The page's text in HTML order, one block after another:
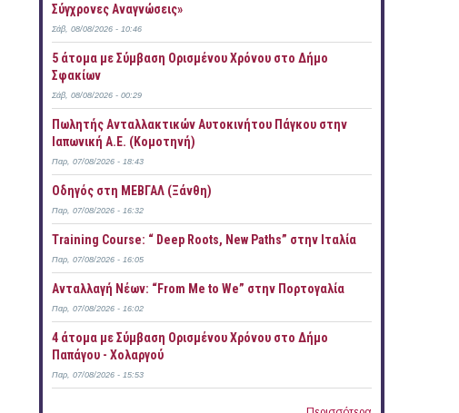
Σύγχρονες Αναγνώσεις»
Σάβ, 08/08/2026 - 10:46
5 άτομα με Σύμβαση Ορισμένου Χρόνου στο Δήμο
Σφακίων
Σάβ, 08/08/2026 - 00:29
Πωλητής Ανταλλακτικών Αυτοκινήτου Πάγκου στην
Ιαπωνική Α.Ε. (Κομοτηνή)
Παρ, 07/08/2026 - 18:43
Οδηγός στη ΜΕΒΓΑΛ (Ξάνθη)
Παρ, 07/08/2026 - 16:32
Training Course: “ Deep Roots, New Paths” στην Ιταλία
Παρ, 07/08/2026 - 16:05
Ανταλλαγή Νέων: “From Me to We” στην Πορτογαλία
Παρ, 07/08/2026 - 16:02
4 άτομα με Σύμβαση Ορισμένου Χρόνου στο Δήμο
Παπάγου - Χολαργού
Παρ, 07/08/2026 - 15:53